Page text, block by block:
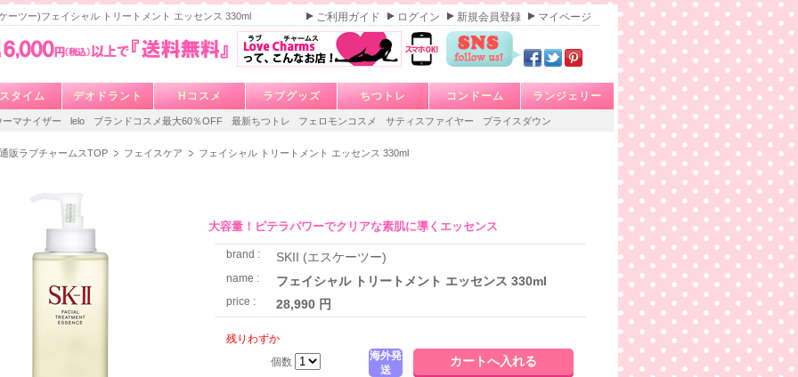
ーツー)フェイシャル トリートメント エッセンス 330ml ご利用ガイド ログイン 新規会員登録 マイページ
タイム デオドラント Hコスメ ラブグッズ ちつトレ コンドーム ランジェリー
ーマナイザー lelo ブランドコスメ最大60％OFF 最新ちつトレ フェロモンコスメ サティスファイヤー プライスダウン
販ラブチャームスTOP フェイスケア フェイシャル トリートメント エッセンス 330ml
大容量！ピテラパワーでクリアな素肌に導くエッセンス
brand : SKII (エスケーツー)
name : フェイシャル トリートメント エッセンス 330ml
price : 28,990 円
残りわずか
個数
海外発
送